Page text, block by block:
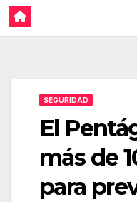
SEGURIDAD
El
más de
para